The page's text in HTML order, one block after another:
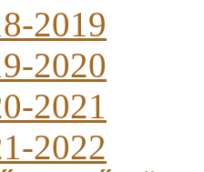
2019
2020
2021
2022